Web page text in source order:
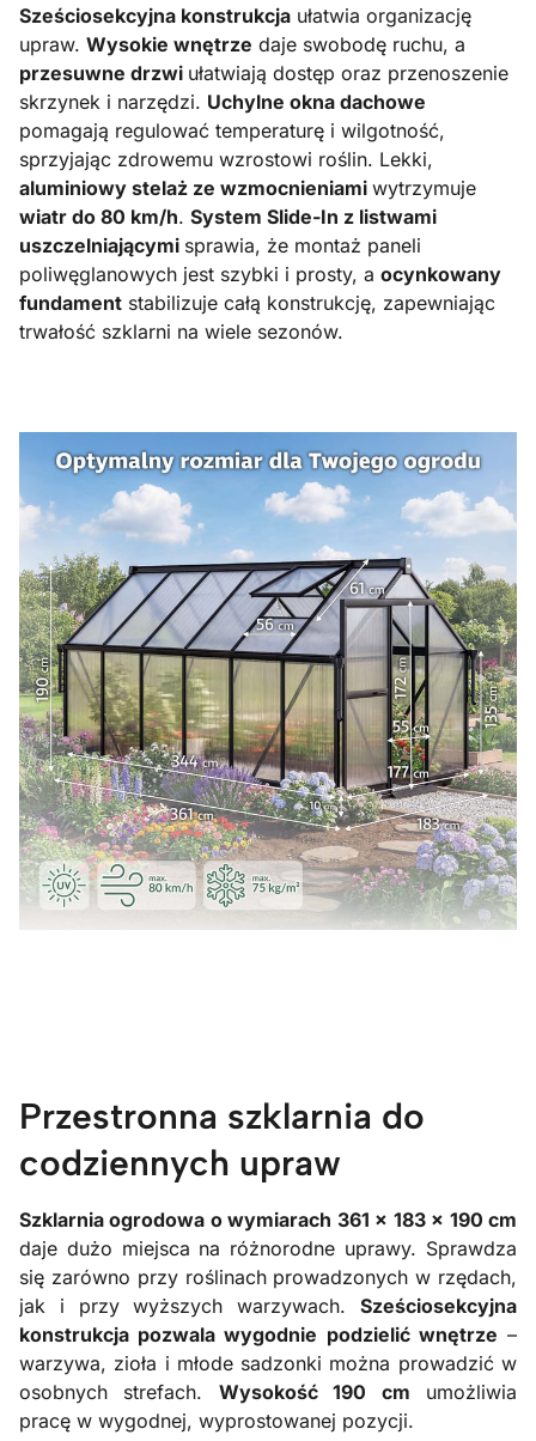
Sześciosekcyjna konstrukcja ułatwia organizację
upraw. Wysokie wnętrze daje swobodę ruchu, a
przesuwne drzwi ułatwiają dostęp oraz przenoszenie
skrzynek i narzędzi. Uchylne okna dachowe
pomagają regulować temperaturę i wilgotność,
sprzyjając zdrowemu wzrostowi roślin. Lekki,
aluminiowy stelaż ze wzmocnieniami wytrzymuje
wiatr do 80 km/h. System Slide-In z listwami
uszczelniającymi sprawia, że montaż paneli
poliwęglanowych jest szybki i prosty, a ocynkowany
fundament stabilizuje całą konstrukcję, zapewniając
trwałość szklarni na wiele sezonów.
Przestronna szklarnia do
codziennych upraw
Szklarnia ogrodowa o wymiarach 361 × 183 × 190 cm
daje dużo miejsca na różnorodne uprawy. Sprawdza
się zarówno przy roślinach prowadzonych w rzędach,
jak i przy wyższych warzywach. Sześciosekcyjna
konstrukcja pozwala wygodnie podzielić wnętrze –
warzywa, zioła i młode sadzonki można prowadzić w
osobnych strefach. Wysokość 190 cm umożliwia
pracę w wygodnej, wyprostowanej pozycji.